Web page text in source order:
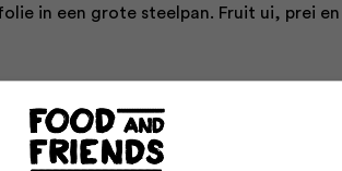
in een grote steelpan. Fruit ui, prei en
ze 1–2 minuten mee voor je de bouillon
koken, tot de aardappels gaar zijn.